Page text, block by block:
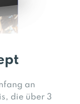
an
die über 3